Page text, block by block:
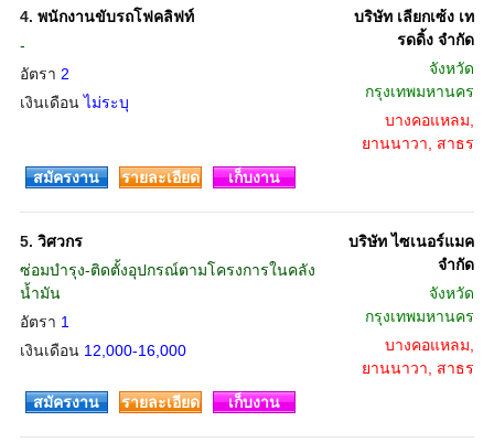
4. พนักงานขับรถโฟคลิฟท์
-
อัตรา 2
เงินเดือนไม่ระบุ
บริษัท เลียกเซ้ง เท
รดดิ้ง จำกัด
จังหวัด
กรุงเทพมหานคร
บางคอแหลม,
ยานนาวา, สาธร
สมัครงาน
รายละเอียด เก็บงาน
5. วิศวกร
ซ่อมบำรุง-ติดตั้งอุปกรณ์ตามโครงการในคลัง
น้ำมัน
อัตรา 1
เงินเดือน 12,000-16,000
บริษัท ไซเนอร์แมค
จำกัด
จังหวัด
กรุงเทพมหานคร
บางคอแหลม,
ยานนาวา, สาธร
สมัครงาน
รายละเอียด เก็บงาน